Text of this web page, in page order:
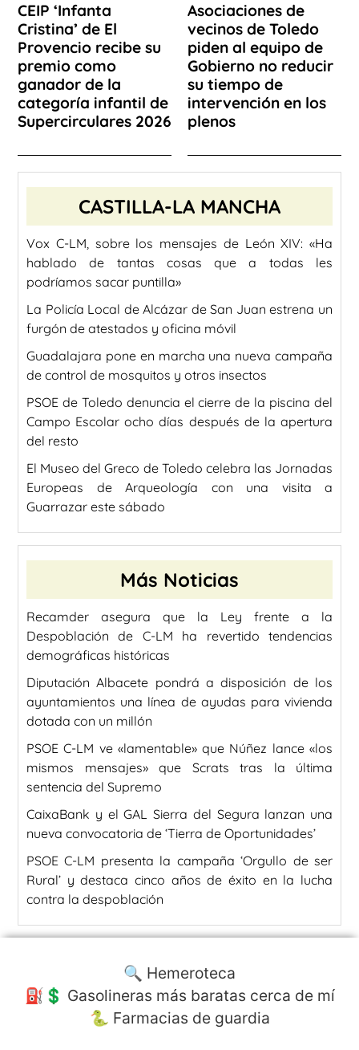
CEIP ‘Infanta
Cristina’ de El
Provencio recibe su
premio como
ganador de la
categoría infantil de
Supercirculares 2026
Asociaciones de
vecinos de Toledo
piden al equipo de
Gobierno no reducir
su tiempo de
intervención en los
plenos
CASTILLA-LA MANCHA
Vox C-LM, sobre los mensajes de León XIV: «Ha
hablado de tantas cosas que a todas les
podríamos sacar puntilla»
La Policía Local de Alcázar de San Juan estrena un
furgón de atestados y oficina móvil
Guadalajara pone en marcha una nueva campaña
de control de mosquitos y otros insectos
PSOE de Toledo denuncia el cierre de la piscina del
Campo Escolar ocho días después de la apertura
del resto
El Museo del Greco de Toledo celebra las Jornadas
Europeas de Arqueología con una visita a
Guarrazar este sábado
Más Noticias
Recamder asegura que la Ley frente a la
Despoblación de C-LM ha revertido tendencias
demográficas históricas
Diputación Albacete pondrá a disposición de los
ayuntamientos una línea de ayudas para vivienda
dotada con un millón
PSOE C-LM ve «lamentable» que Núñez lance «los
mismos mensajes» que Scrats tras la última
sentencia del Supremo
CaixaBank y el GAL Sierra del Segura lanzan una
nueva convocatoria de ‘Tierra de Oportunidades’
PSOE C-LM presenta la campaña ‘Orgullo de ser
Rural’ y destaca cinco años de éxito en la lucha
contra la despoblación
🔍 Hemeroteca
⛽️💲 Gasolineras más baratas cerca de mí
🐍 Farmacias de guardia